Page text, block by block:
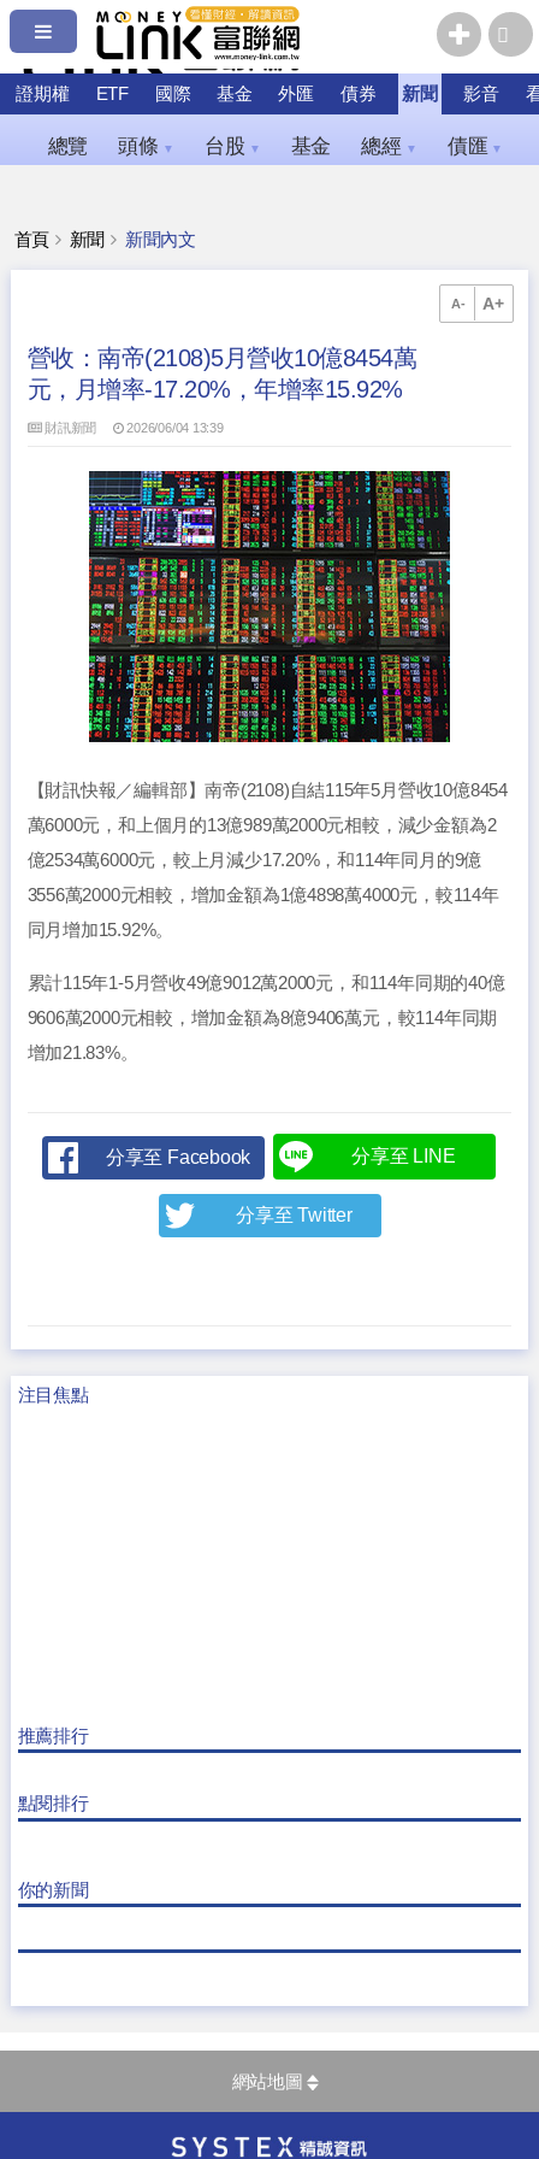
證期權 ETF 國際 基金 外匯 債券 新聞 影音
總覽 頭條 ▼ 台股 ▼ 基金 總經 ▼ 債匯 ▼
首頁 新聞 新聞內文
A- A+
營收：南帝(2108)5月營收10億8454萬
元，月增率-17.20%，年增率15.92%
財訊新聞 2026/06/04 13:39
【財訊快報／編輯部】南帝(2108)自結115年5月營收10億8454
萬6000元，和上個月的13億989萬2000元相較，減少金額為2
億2534萬6000元，較上月減少17.20%，和114年同月的9億
3556萬2000元相較，增加金額為1億4898萬4000元，較114年
同月增加15.92%。
累計115年1-5月營收49億9012萬2000元，和114年同期的40億
9606萬2000元相較，增加金額為8億9406萬元，較114年同期
增加21.83%。
分享至 Facebook 分享至 LINE
分享至 Twitter
注目焦點
推薦排行
點閱排行
你的新聞
網站地圖